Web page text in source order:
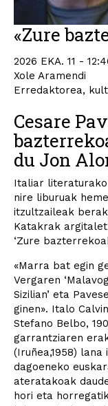
«Zure
2026 EKA. 11 -
Xole Aramendi
Erredaktorea,
Cesare
du Jon
Italiar
nire liburuak
itzultzaileak
Katakrak
‘Zure
«Marra bat egin
Vergaren
Sizilian’ eta
ginen». Italo
Stefano Belbo,
garrantziaren
(Iruñea,1958)
dagoeneko
ateratakoak
hori eta